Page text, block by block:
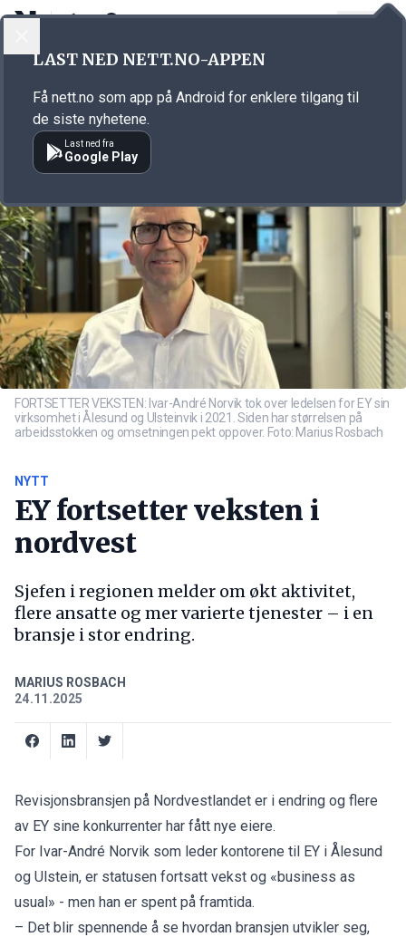
Annonsørinnhold
FORTSETTER VEKSTEN: Ivar-André Norvik tok over ledelsen for EY sin
virksomhet i Ålesund og Ulsteinvik i 2021. Siden har størrelsen på
arbeidsstokken og omsetningen pekt oppover. Foto: Marius Rosbach
NYTT
EY fortsetter veksten i
nordvest
Sjefen i regionen melder om økt aktivitet,
flere ansatte og mer varierte tjenester – i en
bransje i stor endring.
MARIUS ROSBACH
24.11.2025
Revisjonsbransjen på Nordvestlandet er i endring og flere
av EY sine konkurrenter har fått nye eiere.
For Ivar-André Norvik som leder kontorene til EY i Ålesund
og Ulstein, er statusen fortsatt vekst og «business as
usual» - men han er spent på framtida.
– Det blir spennende å se hvordan bransjen utvikler seg,
LAST NED NETT.NO-APPEN
Få nett.no som app på Android for enklere tilgang til
de siste nyhetene.
Last ned fra
Google Play